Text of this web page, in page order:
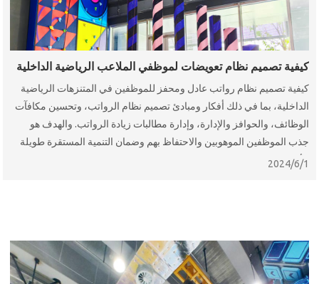
كيفية تصميم نظام تعويضات لموظفي الملاعب الرياضية الداخلية
كيفية تصميم نظام رواتب عادل ومحفز للموظفين في المتنزهات الرياضية
الداخلية، بما في ذلك أفكار ومبادئ تصميم نظام الرواتب، وتحسين مكافآت
الوظائف، والحوافز والإدارة، وإدارة مطالبات زيادة الرواتب. والهدف هو
جذب الموظفين الموهوبين والاحتفاظ بهم وضمان التنمية المستقرة طويلة
الأجل للمتنزهات الرياضية الداخلية.
2024/6/1